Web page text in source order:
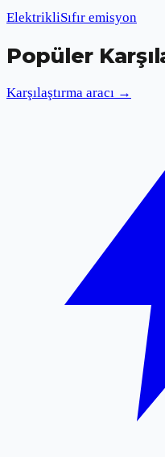
ElektrikliSıfır emisyon
Popüler
Karşılaştırma aracı →